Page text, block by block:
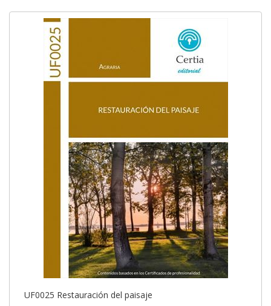
UF0025 Restauración del paisaje